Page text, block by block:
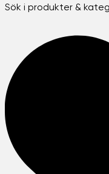
Sök i produkter &